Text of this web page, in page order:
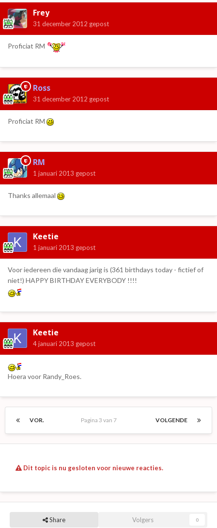
Frey
31 december 2012 gepost
Proficiat RM
Ross
31 december 2012 gepost
Proficiat RM
RM
1 januari 2013 gepost
Thanks allemaal
Keetie
1 januari 2013 gepost
Voor iedereen die vandaag jarig is (361 birthdays today - fictief of
niet!) HAPPY BIRTHDAY EVERYBODY !!!!
Keetie
4 januari 2013 gepost
Hoera voor Randy_Roes.
VOR. VOLGENDE
Pagina 3 van 7
Dit topic is nu gesloten voor nieuwe reacties.
Share Volgers 0